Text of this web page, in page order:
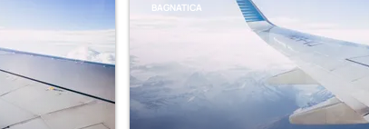
BAGNATICA